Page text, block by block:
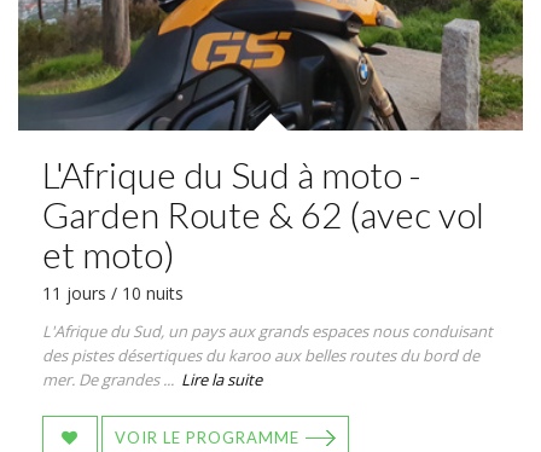
L'Afrique du Sud à moto -
Garden Route & 62 (avec vol
et moto)
11 jours / 10 nuits
L'Afrique du Sud, un pays aux grands espaces nous conduisant
des pistes désertiques du karoo aux belles routes du bord de
mer. De grandes ... Lire la suite
VOIR LE PROGRAMME